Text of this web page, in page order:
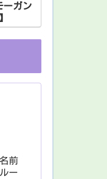
ーガン
前
ー